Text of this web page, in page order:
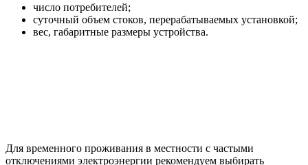
число потребителей;
суточный объем стоков, перерабатываемых установкой;
вес, габаритные размеры устройства.
Для временного проживания в местности с частыми
отключениями электроэнергии рекомендуем выбирать